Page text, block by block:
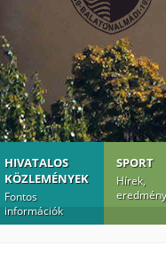
HIVATALOS
KÖZLEMÉNYEK
Fontos
információk
SPORT
Hírek,